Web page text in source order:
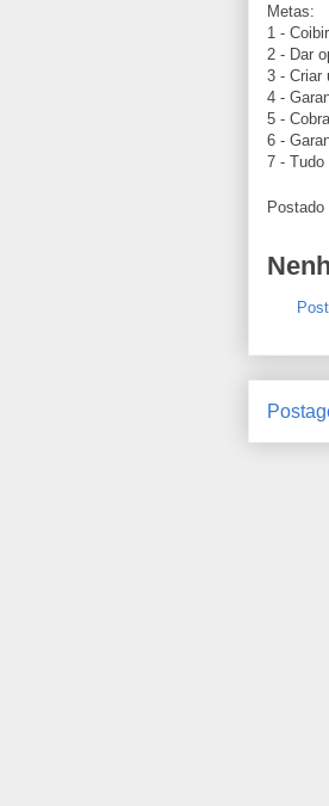
Metas:
1 -
2 - Dar
3 - Criar
4 -
5 -
6 -
7 - Tudo
Postado